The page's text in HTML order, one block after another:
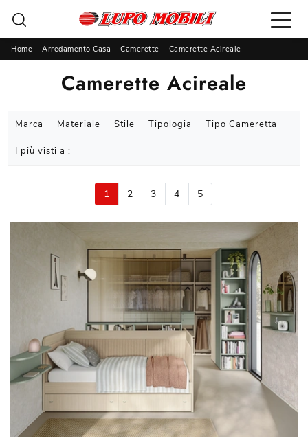
Home - Arredamento Casa - Camerette - Camerette Acireale
Camerette Acireale
Marca Materiale Stile Tipologia Tipo Cameretta
I più visti a :
1 2 3 4 5